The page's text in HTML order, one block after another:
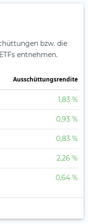
bzw. die
entnehmen.
Ausschüttungsrendite
1,83 %
0,93 %
0,83 %
2,26 %
0,64 %